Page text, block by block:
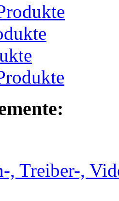
, Treiber-,